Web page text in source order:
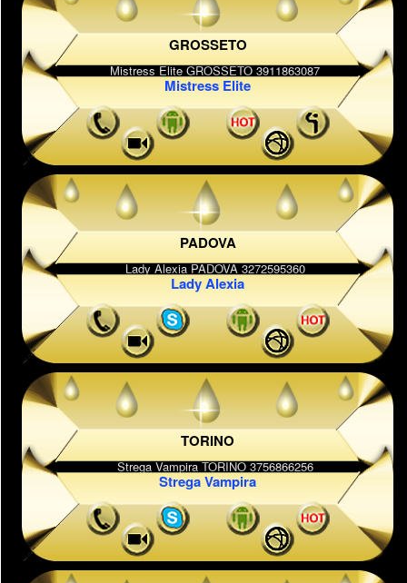
GROSSETO
Mistress Elite
PADOVA
Lady Alexia
TORINO
Strega Vampira